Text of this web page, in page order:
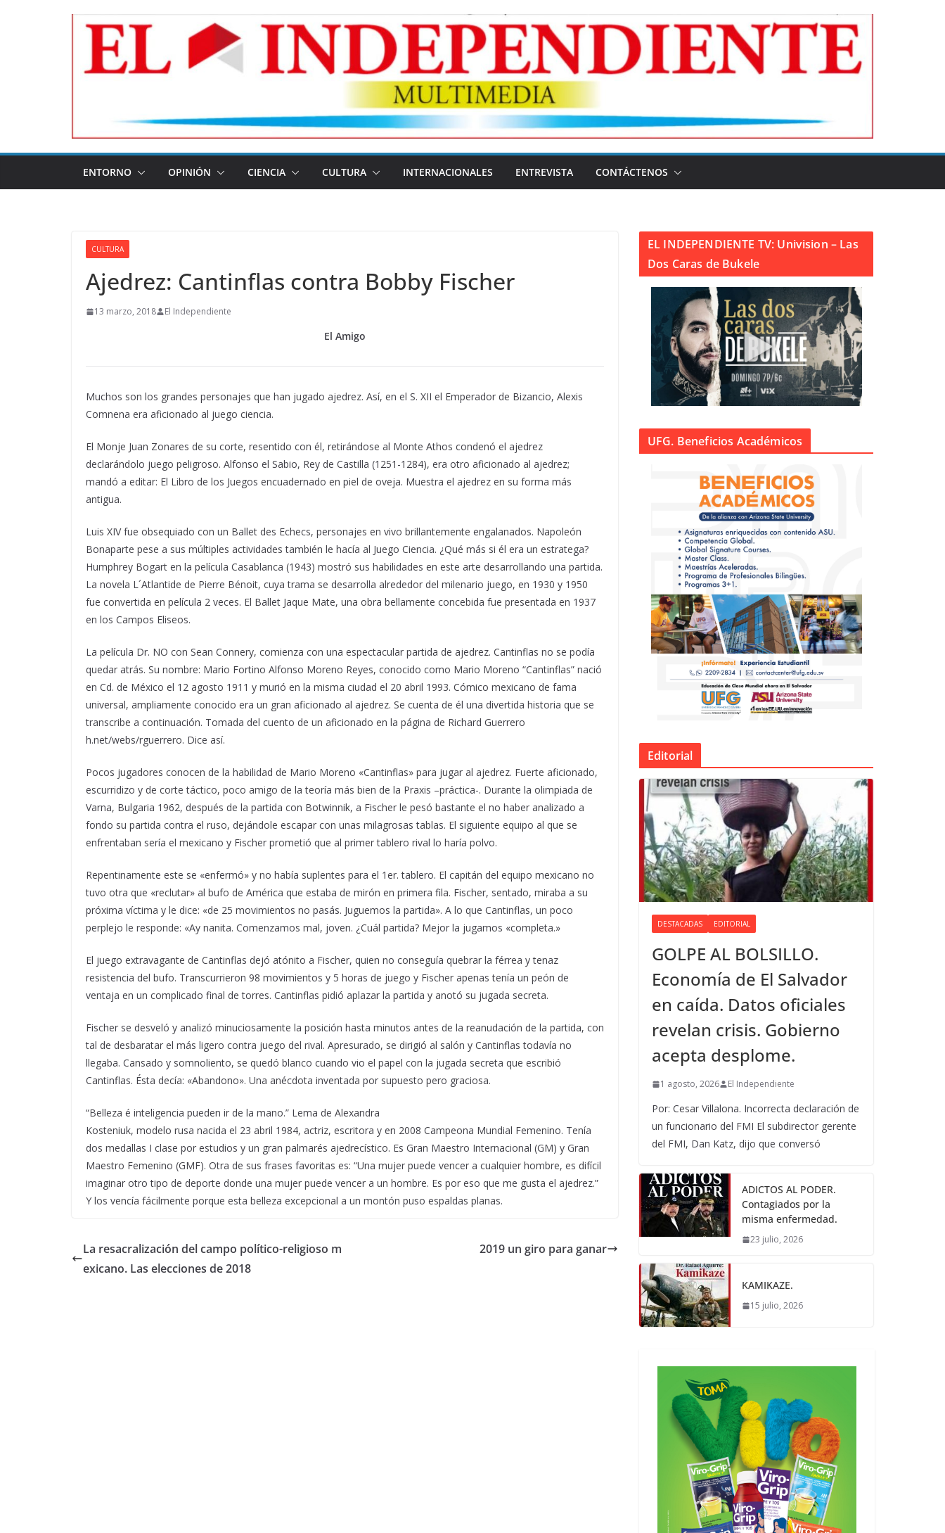
ENTORNO OPINIÓN CIENCIA CULTURA INTERNACIONALES ENTREVISTA CONTÁCTENOS
CULTURA
Ajedrez: Cantinflas contra Bobby Fischer
13 marzo, 2018 El Independiente
El Amigo
Muchos son los grandes personajes que han jugado ajedrez. Así, en el S. XII el Emperador de Bizancio, Alexis
Comnena era aficionado al juego ciencia.
El Monje Juan Zonares de su corte, resentido con él, retirándose al Monte Athos condenó el ajedrez
declarándolo juego peligroso. Alfonso el Sabio, Rey de Castilla (1251-1284), era otro aficionado al ajedrez;
mandó a editar: El Libro de los Juegos encuadernado en piel de oveja. Muestra el ajedrez en su forma más
antigua.
Luis XIV fue obsequiado con un Ballet des Echecs, personajes en vivo brillantemente engalanados. Napoleón
Bonaparte pese a sus múltiples actividades también le hacía al Juego Ciencia. ¿Qué más si él era un estratega?
Humphrey Bogart en la película Casablanca (1943) mostró sus habilidades en este arte desarrollando una partida.
La novela L´Atlantide de Pierre Bénoit, cuya trama se desarrolla alrededor del milenario juego, en 1930 y 1950
fue convertida en película 2 veces. El Ballet Jaque Mate, una obra bellamente concebida fue presentada en 1937
en los Campos Eliseos.
La película Dr. NO con Sean Connery, comienza con una espectacular partida de ajedrez. Cantinflas no se podía
quedar atrás. Su nombre: Mario Fortino Alfonso Moreno Reyes, conocido como Mario Moreno “Cantinflas” nació
en Cd. de México el 12 agosto 1911 y murió en la misma ciudad el 20 abril 1993. Cómico mexicano de fama
universal, ampliamente conocido era un gran aficionado al ajedrez. Se cuenta de él una divertida historia que se
transcribe a continuación. Tomada del cuento de un aficionado en la página de Richard Guerrero
h.net/webs/rguerrero. Dice así.
Pocos jugadores conocen de la habilidad de Mario Moreno «Cantinflas» para jugar al ajedrez. Fuerte aficionado,
escurridizo y de corte táctico, poco amigo de la teoría más bien de la Praxis –práctica-. Durante la olimpiada de
Varna, Bulgaria 1962, después de la partida con Botwinnik, a Fischer le pesó bastante el no haber analizado a
fondo su partida contra el ruso, dejándole escapar con unas milagrosas tablas. El siguiente equipo al que se
enfrentaban sería el mexicano y Fischer prometió que al primer tablero rival lo haría polvo.
Repentinamente este se «enfermó» y no había suplentes para el 1er. tablero. El capitán del equipo mexicano no
tuvo otra que «reclutar» al bufo de América que estaba de mirón en primera fila. Fischer, sentado, miraba a su
próxima víctima y le dice: «de 25 movimientos no pasás. Juguemos la partida». A lo que Cantinflas, un poco
perplejo le responde: «Ay nanita. Comenzamos mal, joven. ¿Cuál partida? Mejor la jugamos «completa.»
El juego extravagante de Cantinflas dejó atónito a Fischer, quien no conseguía quebrar la férrea y tenaz
resistencia del bufo. Transcurrieron 98 movimientos y 5 horas de juego y Fischer apenas tenía un peón de
ventaja en un complicado final de torres. Cantinflas pidió aplazar la partida y anotó su jugada secreta.
Fischer se desveló y analizó minuciosamente la posición hasta minutos antes de la reanudación de la partida, con
tal de desbaratar el más ligero contra juego del rival. Apresurado, se dirigió al salón y Cantinflas todavía no
llegaba. Cansado y somnoliento, se quedó blanco cuando vio el papel con la jugada secreta que escribió
Cantinflas. Ésta decía: «Abandono». Una anécdota inventada por supuesto pero graciosa.
“Belleza é inteligencia pueden ir de la mano.” Lema de Alexandra
Kosteniuk, modelo rusa nacida el 23 abril 1984, actriz, escritora y en 2008 Campeona Mundial Femenino. Tenía
dos medallas I clase por estudios y un gran palmarés ajedrecístico. Es Gran Maestro Internacional (GM) y Gran
Maestro Femenino (GMF). Otra de sus frases favoritas es: “Una mujer puede vencer a cualquier hombre, es difícil
imaginar otro tipo de deporte donde una mujer puede vencer a un hombre. Es por eso que me gusta el ajedrez.”
Y los vencía fácilmente porque esta belleza excepcional a un montón puso espaldas planas.
La resacralización del campo político-religioso m
exicano. Las elecciones de 2018
2019 un giro para ganar
EL INDEPENDIENTE TV: Univision – Las
Dos Caras de Bukele
UFG. Beneficios Académicos
Editorial
DESTACADAS EDITORIAL
GOLPE AL BOLSILLO.
Economía de El Salvador
en caída. Datos oficiales
revelan crisis. Gobierno
acepta desplome.
1 agosto, 2026 El Independiente
Por: Cesar Villalona. Incorrecta declaración de
un funcionario del FMI El subdirector gerente
del FMI, Dan Katz, dijo que conversó
ADICTOS AL PODER.
Contagiados por la
misma enfermedad.
23 julio, 2026
KAMIKAZE.
15 julio, 2026